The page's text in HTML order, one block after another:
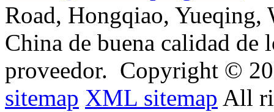
Road, Hongqiao, Yueqing,
China de buena calidad de
proveedor. Copyright ©
sitemap XML sitemap All